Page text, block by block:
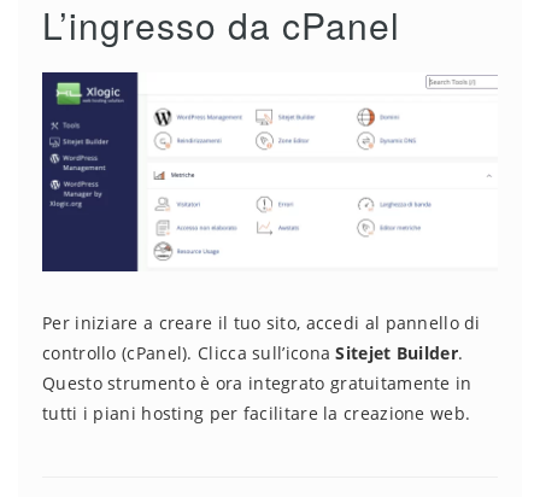
L’ingresso da cPanel
Per iniziare a creare il tuo sito, accedi al pannello di
controllo (cPanel). Clicca sull’iconaSitejet Builder.
Questo strumento è ora integrato gratuitamente in
tutti i piani hosting per facilitare la creazione web.